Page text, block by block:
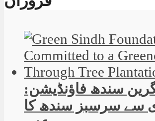
سندھ فاؤنڈیشن:
سے سرسبز سندھ کا